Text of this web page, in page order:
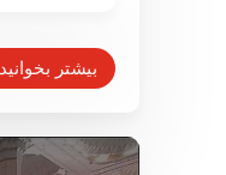
بیشتر بخوانید